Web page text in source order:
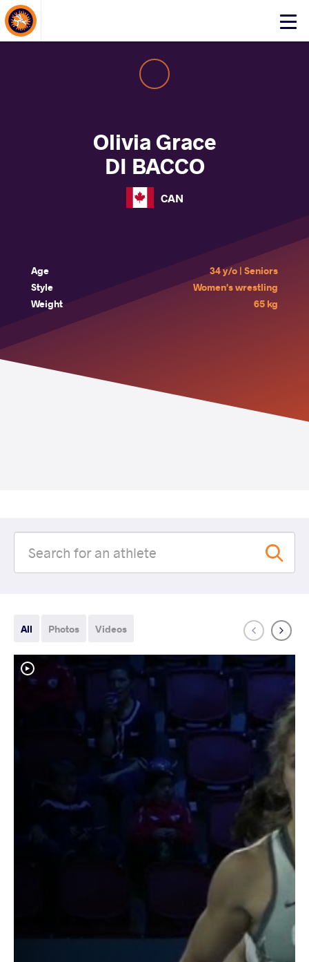
Click
About Events
Olivia Grace
DI BACCO
CAN
Age
34 y/o | Seniors
Style
Women's wrestling
Weight
65 kg
All Photos Videos